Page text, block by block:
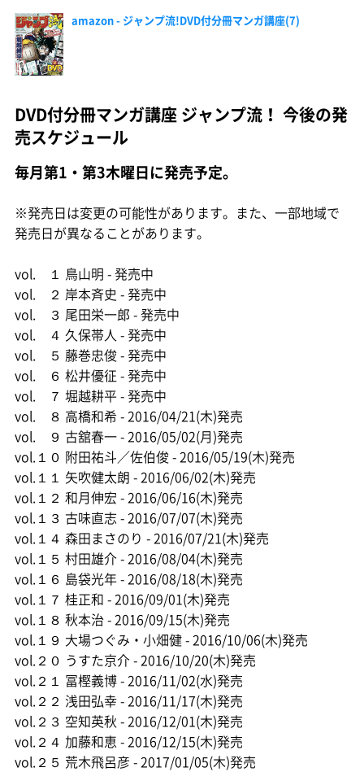
amazon - ジャンプ流!DVD付分冊マンガ講座(7)
DVD付分冊マンガ講座 ジャンプ流！ 今後の発
売スケジュール
毎月第1・第3木曜日に発売予定。
※発売日は変更の可能性があります。また、一部地域で
発売日が異なることがあります。
vol. １ 鳥山明 - 発売中
vol. ２ 岸本斉史 - 発売中
vol. ３ 尾田栄一郎 - 発売中
vol. ４ 久保帯人 - 発売中
vol. ５ 藤巻忠俊 - 発売中
vol. ６ 松井優征 - 発売中
vol. ７ 堀越耕平 - 発売中
vol. ８ 高橋和希 - 2016/04/21(木)発売
vol. ９ 古舘春一 - 2016/05/02(月)発売
vol.１０ 附田祐斗／佐伯俊 - 2016/05/19(木)発売
vol.１１ 矢吹健太朗 - 2016/06/02(木)発売
vol.１２ 和月伸宏 - 2016/06/16(木)発売
vol.１３ 古味直志 - 2016/07/07(木)発売
vol.１４ 森田まさのり - 2016/07/21(木)発売
vol.１５ 村田雄介 - 2016/08/04(木)発売
vol.１６ 島袋光年 - 2016/08/18(木)発売
vol.１７ 桂正和 - 2016/09/01(木)発売
vol.１８ 秋本治 - 2016/09/15(木)発売
vol.１９ 大場つぐみ・小畑健 - 2016/10/06(木)発売
vol.２０ うすた京介 - 2016/10/20(木)発売
vol.２１ 冨樫義博 - 2016/11/02(水)発売
vol.２２ 浅田弘幸 - 2016/11/17(木)発売
vol.２３ 空知英秋 - 2016/12/01(木)発売
vol.２４ 加藤和恵 - 2016/12/15(木)発売
vol.２５ 荒木飛呂彦 - 2017/01/05(木)発売